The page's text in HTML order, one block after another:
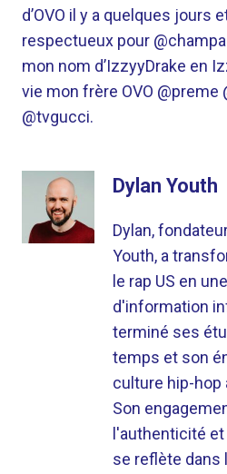
d’OVO il y a quelques jours
respectueux pour
mon nom d’IzzyyDrake en
vie mon frère OVO @preme
@tvgucci.
Dylan Youth
Dylan,
Youth, a
le rap US en
d'information
terminé ses
temps et son
culture hip-hop
Son
l'authenticité
se reflète dans